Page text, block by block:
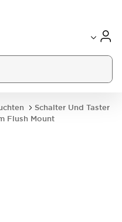
Schalter Und Taster
Flush Mount